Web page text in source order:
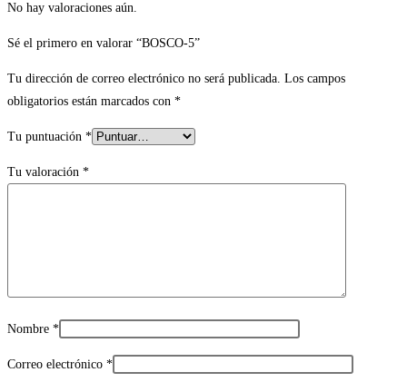
No hay valoraciones aún.
Sé el primero en valorar “BOSCO-5”
Tu dirección de correo electrónico no será publicada. Los campos
obligatorios están marcados con *
Tu puntuación *
Tu valoración *
Nombre *
Correo electrónico *